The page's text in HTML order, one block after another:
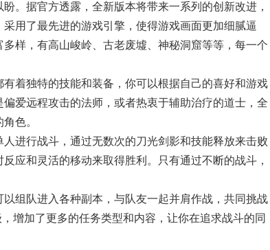
。据官方透露，全新版本将带来一系列的创新改进，
用了最先进的游戏引擎，使得游戏画面更加细腻逼
样，有高山峻岭、古老废墟、神秘洞窟等等，每一个
着独特的技能和装备，你可以根据自己的喜好和游戏
爱远程攻击的法师，或者热衷于辅助治疗的道士，全
色。
进行战斗，通过无数次的刀光剑影和技能释放来击败
应和灵活的移动来取得胜利。只有通过不断的战斗，
组队进入各种副本，与队友一起并肩作战，共同挑战
增加了更多的任务类型和内容，让你在追求战斗的同